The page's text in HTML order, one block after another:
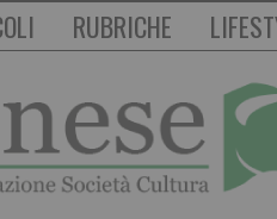
RUBRICHE